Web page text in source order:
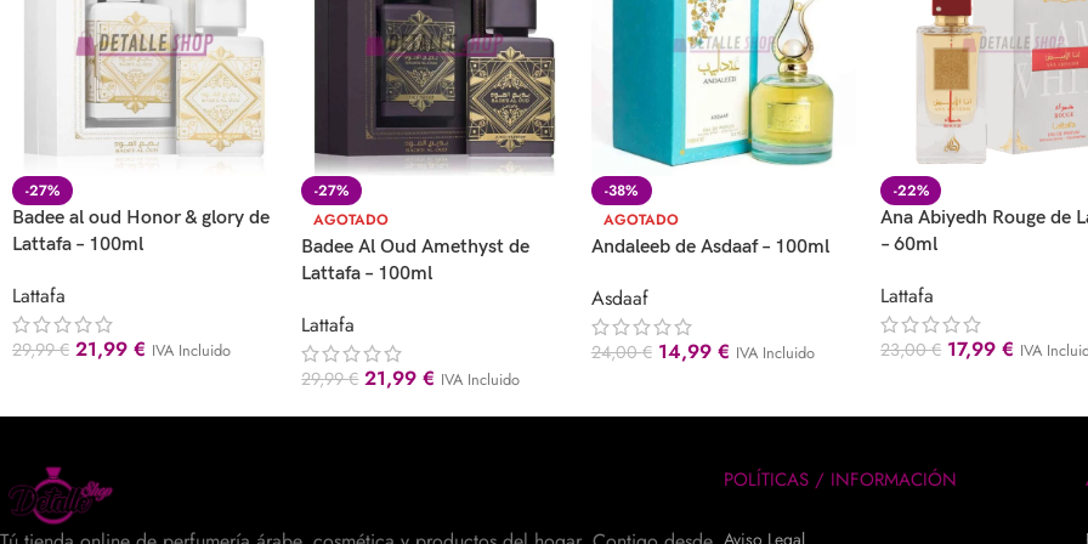
-27%
Badee al oud Honor & glory de
Lattafa – 100ml
Lattafa
29,99€ 21,99 € IVA Incluido
-27%
AGOTADO
Badee Al Oud Amethyst de
Lattafa – 100ml
Lattafa
29,99€ 21,99€ IVA Incluido
-38%
AGOTADO
Andaleeb de Asdaaf – 100ml
Asdaaf
24,00€ 14,99 € IVA Incluido
-22%
Ana Abiyedh Rouge de
– 60ml
Lattafa
23,00€ 17,99€ IVA
POLÍTICAS / INFORMACIÓN
Aviso Legal